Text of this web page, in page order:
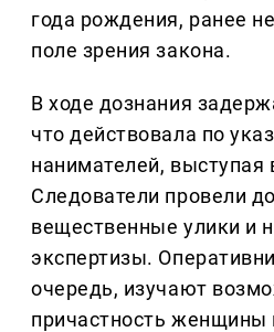
года рождения, ранее
поле зрения закона.
В ходе дознания
что действовала по
нанимателей, выступая
Следователи провели
вещественные улики и
экспертизы.
очередь, изучают
причастность женщины